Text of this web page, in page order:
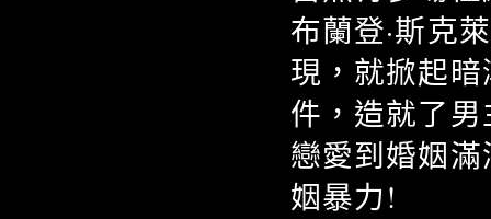
布蘭登·斯克
現，就掀起
件，造就了
戀愛到婚姻
姻暴力!